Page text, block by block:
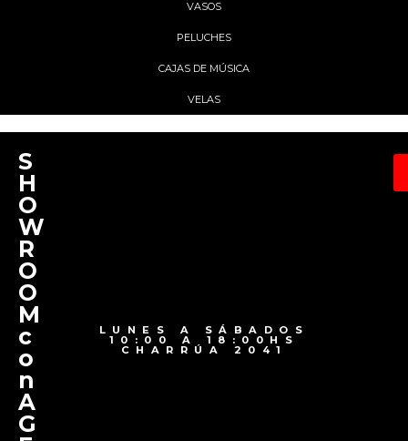
VASOS
PELUCHES
CAJAS DE MÚSICA
VELAS
S
H
O
W
R
O
O
M
c
o
n
A
G
LUNES A SÁBADOS
10:00 A 18:00HS
CHARRÚA 2041